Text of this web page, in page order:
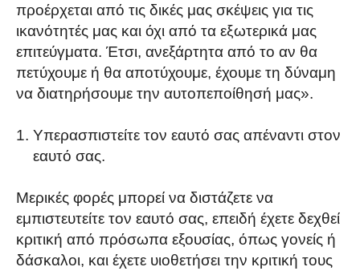
προέρχεται από τις δικές μας σκέψεις για τις
ικανότητές μας και όχι από τα εξωτερικά μας
επιτεύγματα. Έτσι, ανεξάρτητα από το αν θα
πετύχουμε ή θα αποτύχουμε, έχουμε τη δύναμη
να διατηρήσουμε την αυτοπεποίθησή μας».
Υπερασπιστείτε τον εαυτό σας απέναντι στον
εαυτό σας.
Μερικές φορές μπορεί να διστάζετε να
εμπιστευτείτε τον εαυτό σας, επειδή έχετε δεχθεί
κριτική από πρόσωπα εξουσίας, όπως γονείς ή
δάσκαλοι, και έχετε υιοθετήσει την κριτική τους